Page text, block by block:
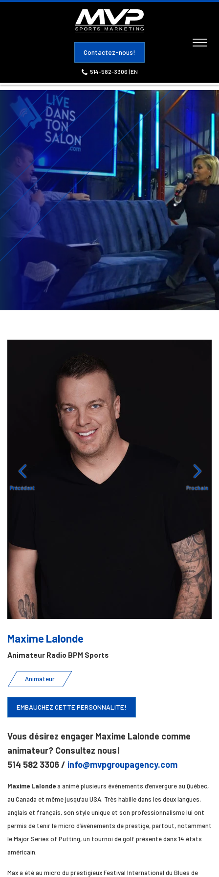
Contactez-nous!
514-582-3306 |EN
Précédent Prochain
Maxime Lalonde
Animateur Radio BPM Sports
Animateur
EMBAUCHEZ CETTE PERSONNALITÉ!
Vous désirez engager Maxime Lalonde comme
animateur? Consultez nous!
514 582 3306 / info@mvpgroupagency.com
Maxime Lalondea animé plusieurs événements d’envergure au Québec,
au Canada et même jusqu’au USA. Très habille dans les deux langues,
anglais et français, son style unique et son professionnalisme lui ont
permis de tenir le micro d’évènements de prestige, partout, notamment
le Major Series of Putting, un tournoi de golf présenté dans 14 états
américain.
Max a été au micro du prestigieux Festival International du Blues de